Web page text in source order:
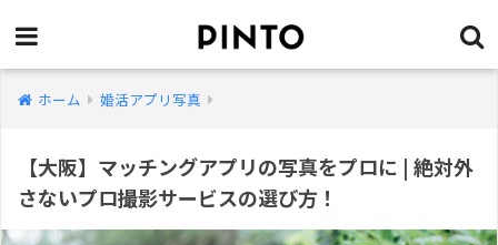
ホーム 婚活アプリ写真
【大阪】マッチングアプリの写真をプロに | 絶対外
さないプロ撮影サービスの選び方！